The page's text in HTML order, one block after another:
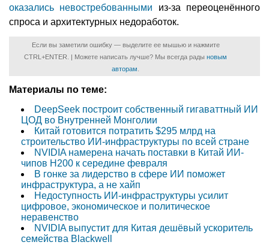
оказались невостребованными из-за переоценённого
спроса и архитектурных недоработок.
Если вы заметили ошибку — выделите ее мышью и нажмите
CTRL+ENTER. | Можете написать лучше? Мы всегда рады новым
авторам
Материалы по теме:
DeepSeek построит собственный гигаваттный ИИ
ЦОД во Внутренней Монголии
Китай готовится потратить $295 млрд на
строительство ИИ-инфраструктуры по всей стране
NVIDIA намерена начать поставки в Китай ИИ-
чипов H200 к середине февраля
В гонке за лидерство в сфере ИИ поможет
инфраструктура, а не хайп
Недоступность ИИ-инфраструктуры усилит
цифровое, экономическое и политическое
неравенство
NVIDIA выпустит для Китая дешёвый ускоритель
семейства Blackwell